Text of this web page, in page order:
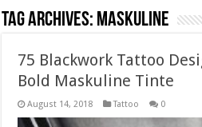
Tag Archives: maskuline
75 Blackwork Tattoo
Bold Maskuline Tinte
August 14, 2018 Tattoo 0